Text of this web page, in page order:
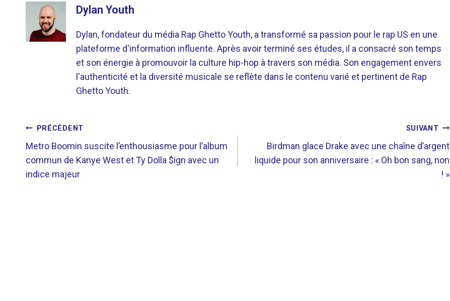
Dylan Youth
Dylan, fondateur du média Rap Ghetto Youth, a transformé sa passion pour le rap US en une
plateforme d'information influente. Après avoir terminé ses études, il a consacré son temps
et son énergie à promouvoir la culture hip-hop à travers son média. Son engagement envers
l'authenticité et la diversité musicale se reflète dans le contenu varié et pertinent de Rap
Ghetto Youth.
NAVIGATION
DE
L’ARTICLE
PRÉCÉDENT
Metro Boomin suscite l’enthousiasme pour l’album
commun de Kanye West et Ty Dolla $ign avec un
indice majeur
SUIVANT
Birdman glace Drake avec une chaîne d’argent
liquide pour son anniversaire : « Oh bon sang, non
! »